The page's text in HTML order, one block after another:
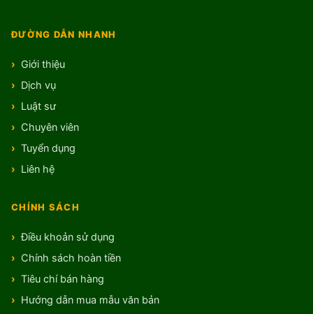
ĐƯỜNG DẪN NHANH
Giới thiệu
Dịch vụ
Luật sư
Chuyên viên
Tuyển dụng
Liên hệ
CHÍNH SÁCH
Điều khoản sử dụng
Chính sách hoàn tiền
Tiêu chí bán hàng
Hướng dẫn mua mẫu văn bản